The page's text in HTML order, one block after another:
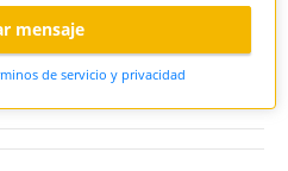
mensaje
de servicio y privacidad